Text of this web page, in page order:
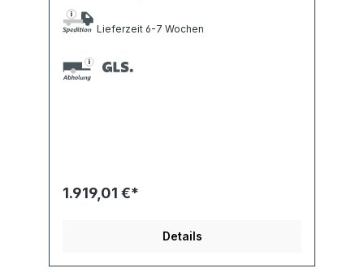
Lieferzeit 6-7 Wochen
1.919,01 €*
Details